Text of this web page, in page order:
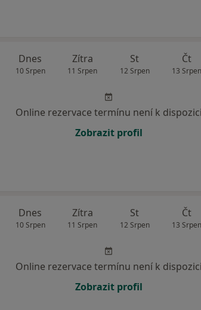
Dnes
10 Srpen
Zítra
11 Srpen
St
12 Srpen
Čt
13 Srpen
Online rezervace termínu není k dispozici
Zobrazit profil
Dnes
10 Srpen
Zítra
11 Srpen
St
12 Srpen
Čt
13 Srpen
Online rezervace termínu není k dispozici
Zobrazit profil